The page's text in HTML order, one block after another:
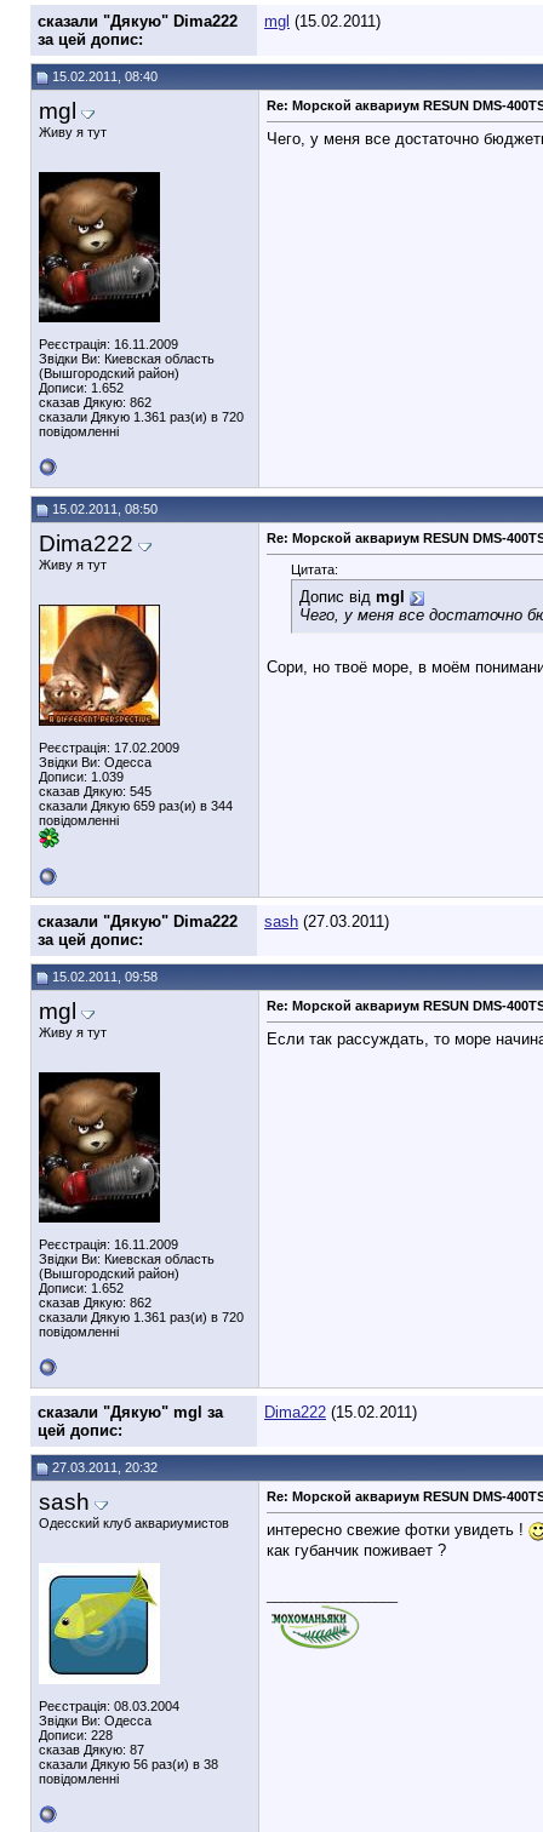
cказали "Дякую" Dima222
за цей допис:
mgl (15.02.2011)
15.02.2011, 08:40
mgl
Живу я тут
Реєстрація: 16.11.2009
Звідки Ви: Киевская область
(Вышгородский район)
Дописи: 1.652
сказав Дякую: 862
сказали Дякую 1.361 раз(и) в 720
повідомленні
Re: Морской аквариум RESUN DMS-
Чего, у меня все достаточно
15.02.2011, 08:50
Dima222
Живу я тут
Реєстрація: 17.02.2009
Звідки Ви: Одесса
Дописи: 1.039
сказав Дякую: 545
сказали Дякую 659 раз(и) в 344
повідомленні
Re: Морской аквариум RESUN DMS-
Цитата:
Допис від mgl
Чего, у меня все достаточно
Сори, но твоё море, в моём
cказали "Дякую" Dima222
за цей допис:
sash (27.03.2011)
15.02.2011, 09:58
mgl
Живу я тут
Реєстрація: 16.11.2009
Звідки Ви: Киевская область
(Вышгородский район)
Дописи: 1.652
сказав Дякую: 862
сказали Дякую 1.361 раз(и) в 720
повідомленні
Re: Морской аквариум RESUN DMS-
Если так рассуждать, то море
cказали "Дякую" mgl за
цей допис:
Dima222 (15.02.2011)
27.03.2011, 20:32
sash
Одесский клуб аквариумистов
Реєстрація: 08.03.2004
Звідки Ви: Одесса
Дописи: 228
сказав Дякую: 87
сказали Дякую 56 раз(и) в 38
повідомленні
Re: Морской аквариум RESUN DMS-
интересно свежие фотки увидеть !
как губанчик поживает ?